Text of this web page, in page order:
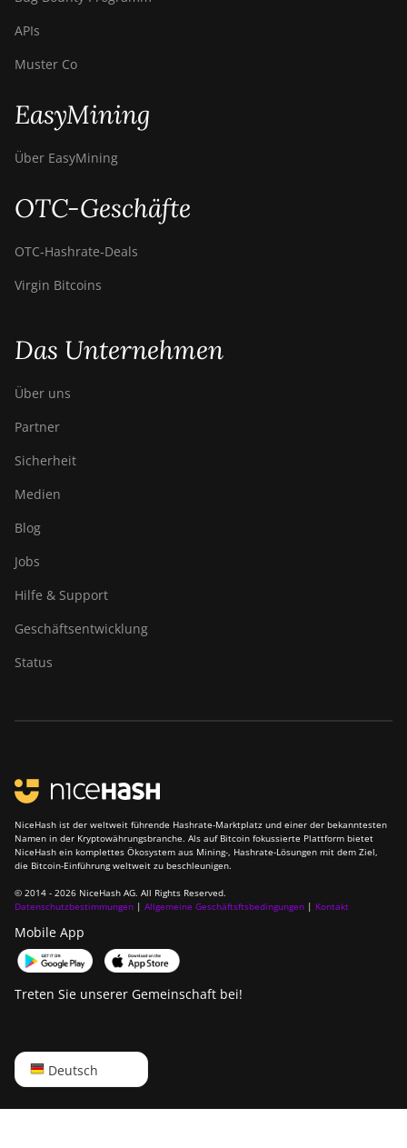
APIs
Muster Co
EasyMining
Über EasyMining
OTC-Geschäfte
OTC‑Hashrate‑Deals
Virgin Bitcoins
Das Unternehmen
Über uns
Partner
Sicherheit
Medien
Blog
Jobs
Hilfe & Support
Geschäftsentwicklung
Status
NiceHash ist der weltweit führende Hashrate-Marktplatz und einer der bekanntesten
Namen in der Kryptowährungsbranche. Als auf Bitcoin fokussierte Plattform bietet
NiceHash ein komplettes Ökosystem aus Mining-, Hashrate-Lösungen mit dem Ziel,
die Bitcoin-Einführung weltweit zu beschleunigen.
© 2014 - 2026 NiceHash AG. All Rights Reserved.
Datenschutzbestimmungen | Allgemeine Geschäftsftsbedingungen | Kontakt
Mobile App
Treten Sie unserer Gemeinschaft bei!
Deutsch
English